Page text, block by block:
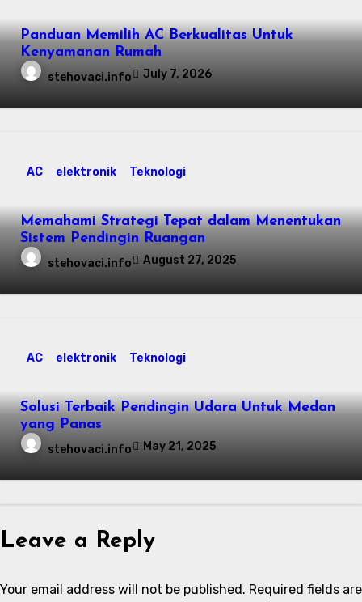
Panduan Memilih AC Berkualitas Untuk
Kenyamanan Rumah
stehovaci.info July 7, 2026
AC elektronik Teknologi
Memahami Strategi Tepat dalam Menentukan
Sistem Pendingin Ruangan
stehovaci.info August 27, 2025
AC elektronik Teknologi
Solusi Terbaik Pendingin Udara Untuk Medan
yang Panas
stehovaci.info May 21, 2025
Leave a Reply
Your email address will not be published. Required fields are